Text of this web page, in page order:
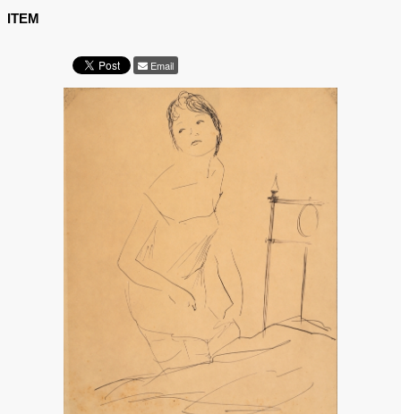
Directory of authors
ITEM
Email